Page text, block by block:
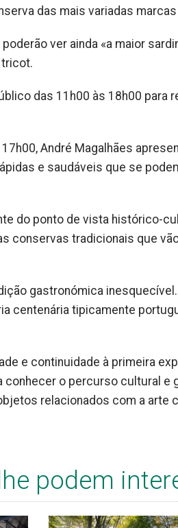
das mais variadas
ver ainda «a maior
das 11h00 às 18h00
André Magalhães
e saudáveis que se
do ponto de vista histórico-
conservas tradicionais que
gastronómica
centenária tipicamente
e continuidade à primeira
conhecer o percurso cultural e
relacionados com a arte
podem